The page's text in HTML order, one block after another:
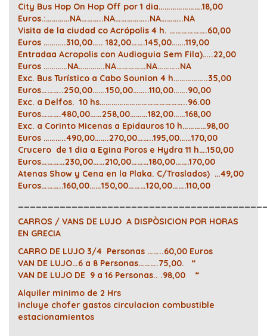
City Bus Hop On Hop Off por 1 dia………………….18,00
Euros.:…………NA………..NA……………..NA………..NA
Visita de la ciudad co Acrópolis 4 h. ……………….60,00
Euros ………..310,00….. 182,00…….145,00…….119,00
Entradaa Acropolis con Audioguia Sem Fila)…..22,00
Euros …………NA………….NA……………NA………..NA
Exc. Bus Turístico a Cabo Sounion 4 h……………..35,00
Euros………..250,00…….150,00……..110,00…….90,00
Exc. a Delfos. 10 hs……………………………………..96.00
Euros……….480,00……258,00………182,00……168,00
Exc. a Corinto Micenas a Epidauros 10 h…………98,00
Euros ………..490,00…….270,00……..195,00……170,00
Crucero de 1 dia a Egina Poros e Hydra 11 h….150,00
Euros…………230,00……210,00………180,00…….170,00
Atenas Show y Cena en la Plaka. C/Traslados) …49,00
Euros………..160,00……150,00………120,00…….110,00
CARROS / VANS DE LUJO A DISPÒSICION POR HORAS
EN GRECIA
CARRO DE LUJO 3/4 Personas ……..60,00 Euros
VAN DE LUJO…6 a 8 Personas……….75,00. “
VAN DE LUJO DE 9 a 16 Personas.. .98,00 “
Alquiler minimo de 2 Hrs
incluye chofer gastos circulacion combustible
estacionamientos